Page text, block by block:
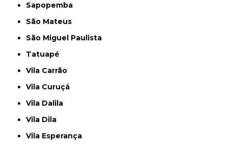
Sapopemba
São Mateus
São Miguel Paulista
Tatuapé
Vila Carrão
Vila Curuçá
Vila Dalila
Vila Dila
Vila Esperança